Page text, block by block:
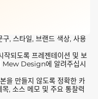
, 스타일, 브랜드 색상, 사용
작되도록 프레젠테이션 및 보
Mew Design에 알려주십시
을 만들지 않도록 정확한 카
, 소스 메모 및 주요 통찰력